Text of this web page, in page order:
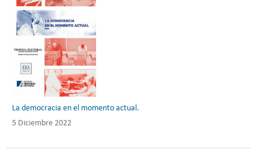
La democracia en el momento actual.
5 Diciembre 2022